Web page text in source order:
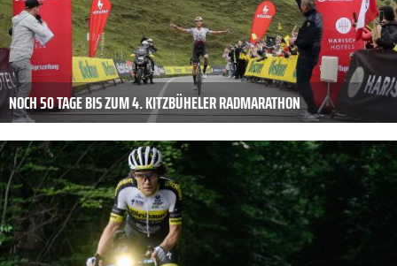
NOCH 50 TAGE BIS ZUM 4. KITZBÜHELER RADMARATHON